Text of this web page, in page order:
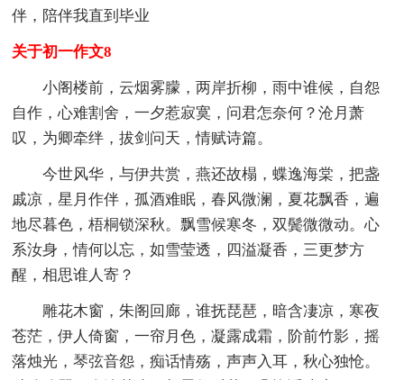
伴，陪伴我直到毕业
关于初一作文8
小阁楼前，云烟雾朦，两岸折柳，雨中谁候，自怨
自作，心难割舍，一夕惹寂寞，问君怎奈何？沧月萧
叹，为卿牵绊，拔剑问天，情赋诗篇。
今世风华，与伊共赏，燕还故榻，蝶逸海棠，把盏
戚凉，星月作伴，孤酒难眠，春风微澜，夏花飘香，遍
地尽暮色，梧桐锁深秋。飘雪候寒冬，双鬓微微动。心
系汝身，情何以忘，如雪莹透，四溢凝香，三更梦方
醒，相思谁人寄？
雕花木窗，朱阁回廊，谁抚琵琶，暗含凄凉，寒夜
苍茫，伊人倚窗，一帘月色，凝露成霜，阶前竹影，摇
落烛光，琴弦音怨，痴话情殇，声声入耳，秋心独怆。